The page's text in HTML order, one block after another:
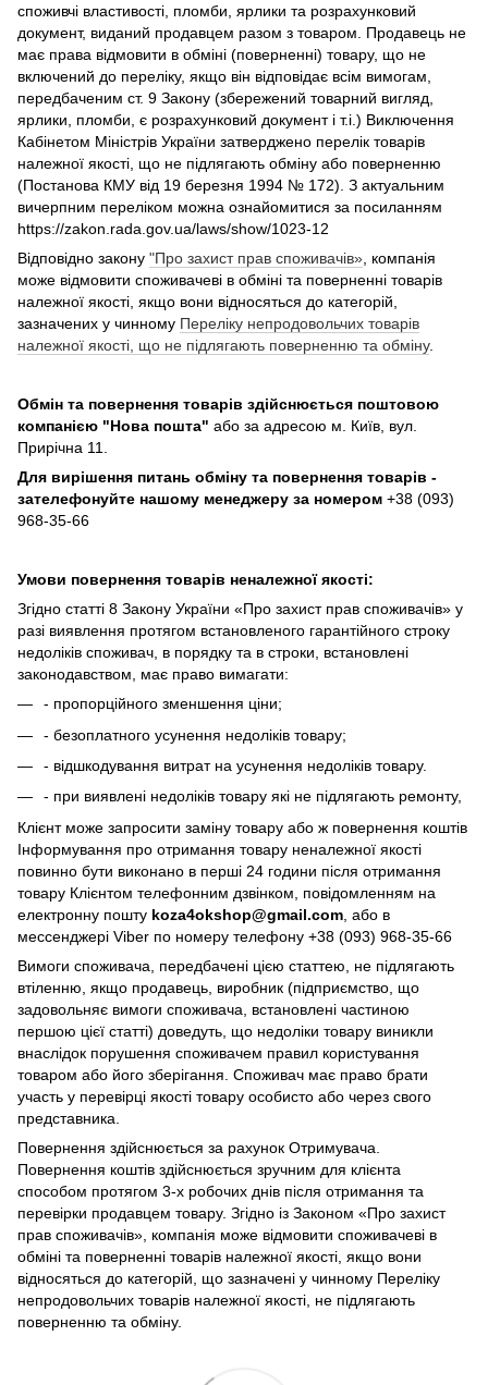
споживчі властивості, пломби, ярлики та розрахунковий
документ, виданий продавцем разом з товаром. Продавець не
має права відмовити в обміні (поверненні) товару, що не
включений до переліку, якщо він відповідає всім вимогам,
передбаченим ст. 9 Закону (збережений товарний вигляд,
ярлики, пломби, є розрахунковий документ і т.і.) Виключення
Кабінетом Міністрів України затверджено перелік товарів
належної якості, що не підлягають обміну або поверненню
(Постанова КМУ від 19 березня 1994 № 172). З актуальним
вичерпним переліком можна ознайомитися за посиланням
https://zakon.rada.gov.ua/laws/show/1023-12
Відповідно закону "Про захист прав споживачів» , компанія
може відмовити споживачеві в обміні та поверненні товарів
належної якості, якщо вони відносяться до категорій,
зазначених у чинному Переліку непродовольчих товарів
належної якості, що не підлягають поверненню та обміну.
Обмін та повернення товарів здійснюється поштовою
компанією "Нова пошта" або за адресою м. Київ, вул.
Прирічна 11.
Для вирішення питань обміну та повернення товарів -
зателефонуйте нашому менеджеру за номером +38 (093)
968-35-66
Умови повернення товарів неналежної якості:
Згідно статті 8 Закону України «Про захист прав споживачів» у
разі виявлення протягом встановленого гарантійного строку
недоліків споживач, в порядку та в строки, встановлені
законодавством, має право вимагати:
- пропорційного зменшення ціни;
- безоплатного усунення недоліків товару;
- відшкодування витрат на усунення недоліків товару.
- при виявлені недоліків товару які не підлягають ремонту,
Клієнт може запросити заміну товару або ж повернення коштів
Інформування про отримання товару неналежної якості
повинно бути виконано в перші 24 години після отримання
товару Клієнтом телефонним дзвінком, повідомленням на
електронну пошту koza4okshop@gmail.com , або в
мессенджері Viber по номеру телефону +38 (093) 968-35-66
Вимоги споживача, передбачені цією статтею, не підлягають
втіленню, якщо продавець, виробник (підприємство, що
задовольняє вимоги споживача, встановлені частиною
першою цієї статті) доведуть, що недоліки товару виникли
внаслідок порушення споживачем правил користування
товаром або його зберігання. Споживач має право брати
участь у перевірці якості товару особисто або через свого
представника.
Повернення здійснюється за рахунок Отримувача.
Повернення коштів здійснюється зручним для клієнта
способом протягом 3-х робочих днів після отримання та
перевірки продавцем товару. Згідно із Законом «Про захист
прав споживачів», компанія може відмовити споживачеві в
обміні та поверненні товарів належної якості, якщо вони
відносяться до категорій, що зазначені у чинному Переліку
непродовольчих товарів належної якості, не підлягають
поверненню та обміну.